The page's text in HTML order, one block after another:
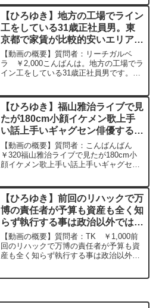
ですかね？ビザの為に結婚はしたくな
い。就労ビザは調べ...
【ひろゆき】地方の工場でライン
工をしている31歳正社員男。東
京都で家賃が比較的安いエリアへ
の引っ越しを考え中。精神病あ
り。部屋を借りる方法は？ー ひ
ろゆき切り抜き 20240516
【動画の概要】質問者：リーチガルベ
ラ ￥2,000こんばんは。地方の工場でラ
イン工をしている31歳正社員男です。身
冬くらいに退職し今は会社の寮に住んで
いるため同時に寮も...
【ひろゆき】福山雅治ライブで見
たが180cm小顔イケメン歌上手
い話上手いギャグセン俳優する声
優する。一体何者wー ひろゆき
切り抜き 20240112
【動画の概要】質問者：こんばんばん
￥320福山雅治ライブで見たが180cm小
顔イケメン歌上手い話上手いギャグセン
するよ、その３。Erdingerを呑みなが
ら。20...
【ひろゆき】前回のリハックで万
博の責任者が予算も資産も全く知
らず執行する事は政治以外では許
されないことではないのかと怒り
を感じた。ー ひろゆき切り抜
き 20231028
【動画の概要】質問者：TK ￥1,000前
回のリハックで万博の責任者が予算も資
産も全く知らず執行する事は政治以外で